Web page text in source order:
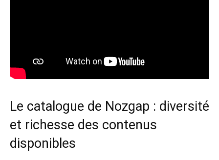
Le catalogue de Nozgap : diversité
et richesse des contenus
disponibles